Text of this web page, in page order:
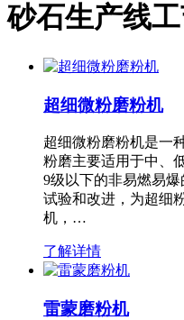
砂石生产线
超细微粉磨粉机
超细微粉磨粉机是一
粉磨主要适用于中、
9级以下的非易燃易
试验和改进，为超细
机，…
了解详情
雷蒙磨粉机